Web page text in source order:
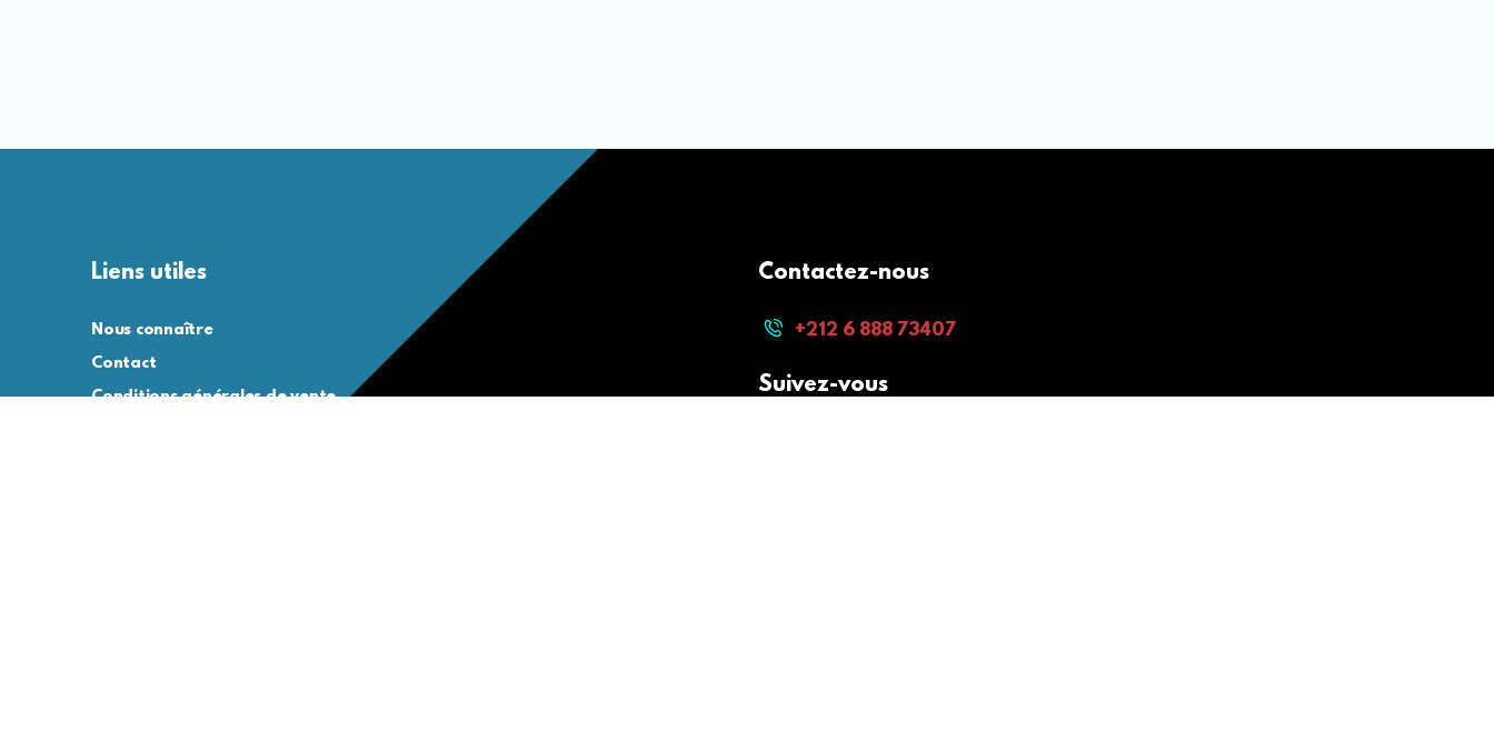
Liens utiles
Nous connaître
Contact
Conditions générales de vente
Contactez-nous
+212 6 888 73407
Suivez-vous